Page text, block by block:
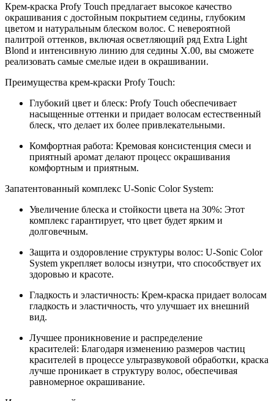
Крем-краска Profy Touch предлагает высокое качество
окрашивания с достойным покрытием седины, глубоким
цветом и натуральным блеском волос. С невероятной
палитрой оттенков, включая осветляющий ряд Extra Light
Blond и интенсивную линию для седины Х.00, вы сможете
реализовать самые смелые идеи в окрашивании.
Преимущества крем-краски Profy Touch:
Глубокий цвет и блеск: Profy Touch обеспечивает
насыщенные оттенки и придает волосам естественный
блеск, что делает их более привлекательными.
Комфортная работа: Кремовая консистенция смеси и
приятный аромат делают процесс окрашивания
комфортным и приятным.
Запатентованный комплекс U-Sonic Color System:
Увеличение блеска и стойкости цвета на 30%: Этот
комплекс гарантирует, что цвет будет ярким и
долговечным.
Защита и оздоровление структуры волос: U-Sonic Color
System укрепляет волосы изнутри, что способствует их
здоровью и красоте.
Гладкость и эластичность: Крем-краска придает волосам
гладкость и эластичность, что улучшает их внешний
вид.
Лучшее проникновение и распределение
красителей: Благодаря изменению размеров частиц
красителей в процессе ультразвуковой обработки, краска
лучше проникает в структуру волос, обеспечивая
равномерное окрашивание.